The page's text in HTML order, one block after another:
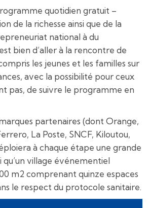
quotidien gratuit –
de la richesse ainsi que de la
national à du
bien d’aller à la rencontre de
les jeunes et les familles sur
avec la possibilité pour ceux
pas, de suivre le programme en
partenaires (dont Orange,
La Poste, SNCF, Kiloutou,
à chaque étape une grande
qu’un village événementiel
m2 comprenant quinze espaces
le respect du protocole sanitaire.